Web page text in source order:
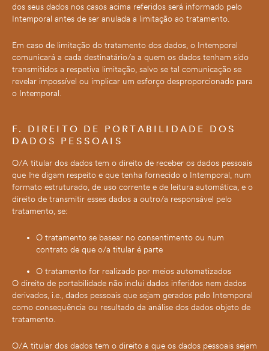
dos seus dados nos casos acima referidos será informado pelo
Intemporal antes de ser anulada a limitação ao tratamento.
Em caso de limitação do tratamento dos dados, o Intemporal
comunicará a cada destinatário/a a quem os dados tenham sido
transmitidos a respetiva limitação, salvo se tal comunicação se
revelar impossível ou implicar um esforço desproporcionado para
o Intemporal.
F. DIREITO DE PORTABILIDADE DOS
DADOS PESSOAIS
O/A titular dos dados tem o direito de receber os dados pessoais
que lhe digam respeito e que tenha fornecido o Intemporal, num
formato estruturado, de uso corrente e de leitura automática, e o
direito de transmitir esses dados a outro/a responsável pelo
tratamento, se:
O tratamento se basear no consentimento ou num
contrato de que o/a titular é parte
O tratamento for realizado por meios automatizados
O direito de portabilidade não inclui dados inferidos nem dados
derivados, i.e., dados pessoais que sejam gerados pelo Intemporal
como consequência ou resultado da análise dos dados objeto de
tratamento.
O/A titular dos dados tem o direito a que os dados pessoais sejam